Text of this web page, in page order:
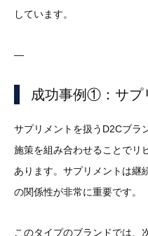
しています。
—
成功事例①：サプ
サプリメントを扱うD2Cブラ
施策を組み合わせることでリ
あります。サプリメントは継
の関係性が非常に重要です。
このタイプのブランドでは、